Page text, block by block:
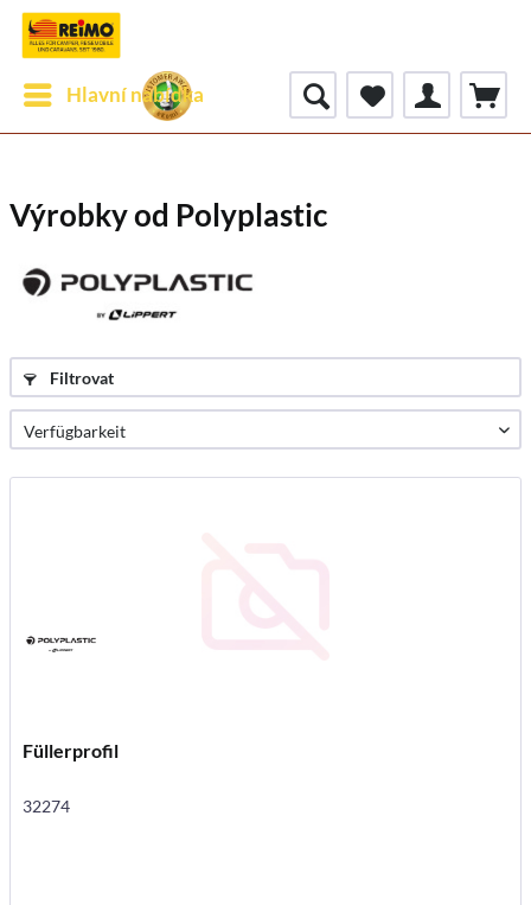
Hlavní nabídka
Výrobky od Polyplastic
Filtrovat
Füllerprofil
32274